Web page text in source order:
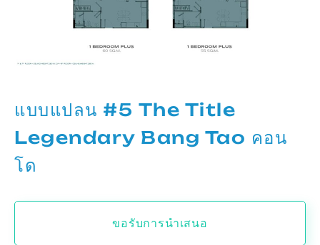
แบบแปลน #5 The Title
Legendary Bang Tao คอน
โด
ขอรับการนำเสนอ